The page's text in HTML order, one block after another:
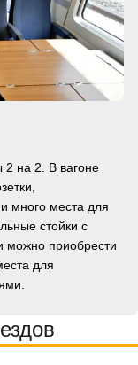
2 на 2. В вагоне
много места для
стойки с
можно приобрести
для